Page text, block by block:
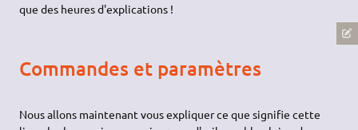
que des heures d'explications !
Commandes et paramètres
Nous allons maintenant vous expliquer ce que signifie cette